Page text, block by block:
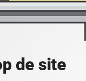
de site